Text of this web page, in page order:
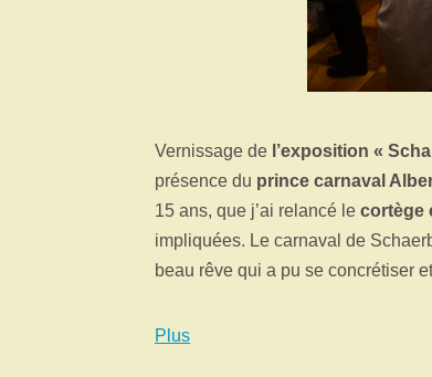
Vernissage de l’exposition «
présence du prince carnaval
15 ans, que j’ai relancé le cortège
impliquées. Le carnaval de
beau rêve qui a pu se concrétiser
Plus